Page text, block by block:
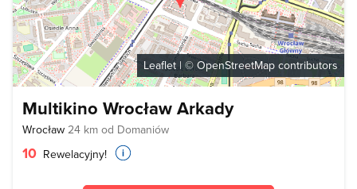
Leaflet| © OpenStreetMap contributors
Multikino Wrocław Arkady
Wrocław 24 km od Domaniów
10 Rewelacyjny!